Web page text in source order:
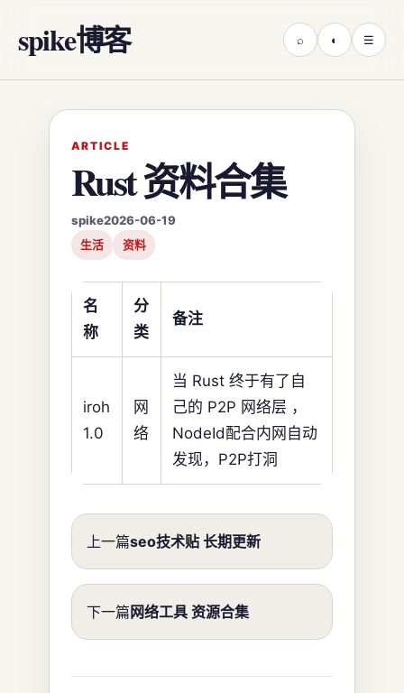
spike博客 ⌕ ◐ ☰
ARTICLE
Rust 资料合集
spike2026-06-19
生活 资料
名
称
分
类
备注
iroh
1.0
网
络
当 Rust 终于有了自
己的 P2P 网络层 ，
NodeId配合内网自动
发现，P2P打洞
上一篇seo技术贴 长期更新
下一篇 网络工具 资源合集